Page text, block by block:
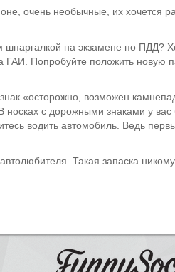
очень необычные, их хочется
на экзамене по ПДД?
ГАИ. Попробуйте положить
«осторожно, возможен
носках с дорожными знаками у
водить автомобиль. Ведь
Такая запаска